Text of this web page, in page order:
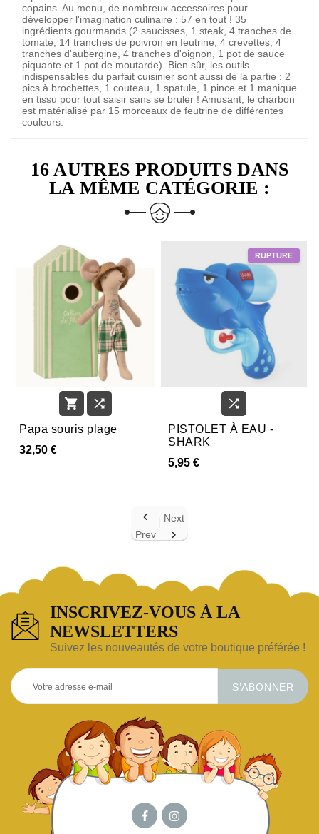
copains. Au menu, de nombreux accessoires pour
développer l'imagination culinaire : 57 en tout ! 35
ingrédients gourmands (2 saucisses, 1 steak, 4 tranches de
tomate, 14 tranches de poivron en feutrine, 4 crevettes, 4
tranches d'aubergine, 4 tranches d'oignon, 1 pot de sauce
piquante et 1 pot de moutarde). Bien sûr, les outils
indispensables du parfait cuisinier sont aussi de la partie : 2
pics à brochettes, 1 couteau, 1 spatule, 1 pince et 1 manique
en tissu pour tout saisir sans se bruler ! Amusant, le charbon
est matérialisé par 15 morceaux de feutrine de différentes
couleurs.
16 AUTRES PRODUITS DANS
LA MÊME CATÉGORIE :
 
Papa souris plage
32,50 €

PISTOLET À EAU -
SHARK
5,95 €

Prev
Next

INSCRIVEZ-VOUS À LA
NEWSLETTERS
Suivez les nouveautés de votre boutique préférée !
S’ABONNER